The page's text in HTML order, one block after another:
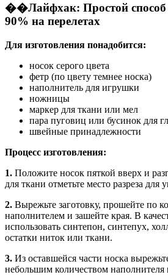
��Лайфхак: Простой способ
90% на перелетах
Для изготовления понадобится:
носок серого цвета
фетр (по цвету темнее носка)
наполнитель для игрушки
ножницы
маркер для ткани или мел
пара пуговиц или бусинок для
швейные принадлежности
Процесс изготовления:
1. Положите носок пяткой вверх и
для ткани отметьте место разреза
2. Вырежьте заготовку, прошейте по
наполнителем и зашейте края. В
использовать синтепон, синтепух,
остатки ниток или ткани.
3. Из оставшейся части носка
небольшим количеством